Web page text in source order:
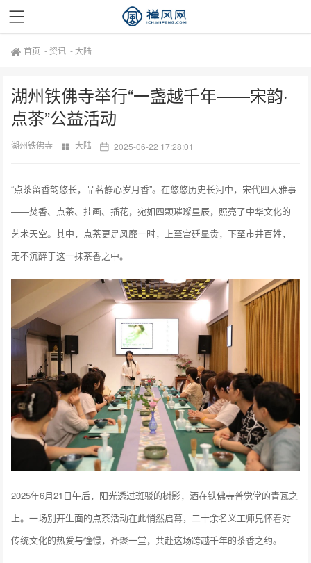
首页 - 资讯 -大陆
湖州铁佛寺举行“一盏越千年——宋韵·
点茶”公益活动
湖州铁佛寺 大陆 2025-06-22 17:28:01
“点茶留香韵悠长，品茗静心岁月香”。在悠悠历史长河中，宋代四大雅事
——焚香、点茶、挂画、插花，宛如四颗璀璨星辰，照亮了中华文化的
艺术天空。其中，点茶更是风靡一时，上至宫廷显贵，下至市井百姓，
无不沉醉于这一抹茶香之中。
2025年6月21日午后，阳光透过斑驳的树影，洒在铁佛寺普觉堂的青瓦之
上。一场别开生面的点茶活动在此悄然启幕，二十余名义工师兄怀着对
传统文化的热爱与憧憬，齐聚一堂，共赴这场跨越千年的茶香之约。